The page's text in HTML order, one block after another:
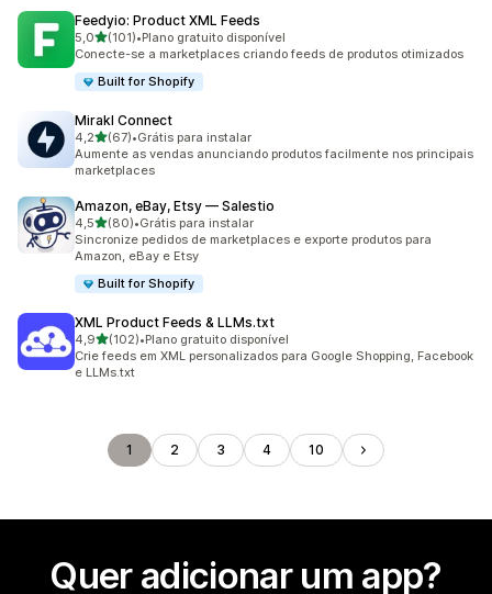
Feedyio: Product XML Feeds
5,0de 5 estrelas
(101)
101 avaliações ao todo
•Plano gratuito disponível
Conecte-se a marketplaces criando feeds de produtos otimizados
Built for Shopify
Mirakl Connect
4,2de 5 estrelas
(67)
67 avaliações ao todo
•Grátis para instalar
Aumente as vendas anunciando produtos facilmente nos principais
marketplaces
Amazon, eBay, Etsy — Salestio
4,5de 5 estrelas
(80)
80 avaliações ao todo
•Grátis para instalar
Sincronize pedidos de marketplaces e exporte produtos para
Amazon, eBay e Etsy
Built for Shopify
XML Product Feeds & LLMs.txt
4,9de 5 estrelas
(102)
102 avaliações ao todo
•Plano gratuito disponível
Crie feeds em XML personalizados para Google Shopping, Facebook
e LLMs.txt
1 2 3 4 10
Quer adicionar um app?